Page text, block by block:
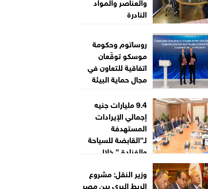
النادرة
روساتوم وحكومة
موسكو توقّعان
اتفاقية للتعاون في
مجال حماية البيئة
9.4 مليارات جنيه
إجمالي الإيرادات
المستهدفة
لـ”القابضة للسياحة
والفنادق” خلال
وزير النقل: مشروع
الربط البري بين مصر